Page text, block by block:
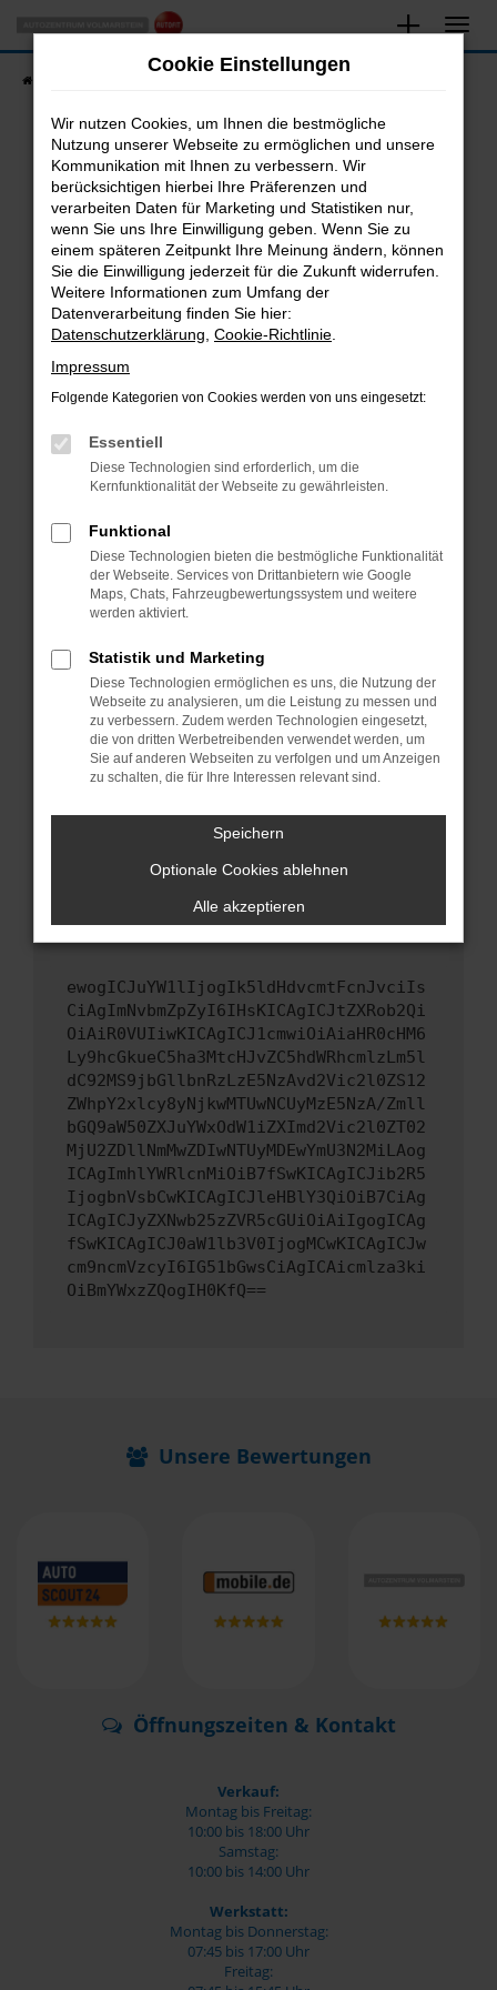
Zum
Hauptinhalt
springen
Fahrzeugsuche
Fehler: Network Error
Beim Laden ist ein Fehler aufgetreten.
Hier sind ein paar Tipps, die dir helfen können:
Überprüfe deine Firewall und deine
Internetverbindung.
Laden andere Webseiten, zum Beispiel deine
Suchmaschine?
Prüfe deine Browsererweiterungen.
können das Laden bestimmter Seiten
verhindern. Funktioniert die Seite in einem
anderen Browser oder in einem privaten
Starte dein Gerät neu.
Das kann manchmal helfen, vorübergehende
Probleme zu beheben.
Betriebssystem auf dem neuesten Stand
sind.
Veraltete Software birgt nicht nur ein
Sicherheitsrisiko, sondern kann auch dazu
führen, dass bestimmte Funktionen nicht mehr
unterstützt werden.
Wende dich an den Webseitenbetreiber.
Wenn du alle oben genannten Schritte versucht
hast, kontaktiere uns bitte. Wir werden
versuchen, das Problem zu beheben. Du kannst
uns diesen Text schicken, um uns bei der
ewogICJuYW1lIjogIk5ldHdvcmtFcnJvciIs
CiAgImNvbmZpZyI6IHsKICAgICJtZXRob2Qi
OiAiR0VUIiwKICAgICJ1cmwiOiAiaHR0cHM6
Ly9hcGkueC5ha3MtcHJvZC5hdWRhcmlzLm5l
dC92MS9jbGllbnRzLzE5NzAvd2Vic2l0ZS12
ZWhpY2xlcy8yNjkwMTUwNCUyMzE5NzA/Zmll
bGQ9aW50ZXJuYWxOdW1iZXImd2Vic2l0ZT02
MjU2ZDllNmMwZDIwNTUyMDEwYmU3N2MiLAog
ICAgImhlYWRlcnMiOiB7fSwKICAgICJib2R5
IjogbnVsbCwKICAgICJleHBlY3QiOiB7CiAg
ICAgICJyZXNwb25zZVR5cGUiOiAiIgogICAg
fSwKICAgICJ0aW1lb3V0IjogMCwKICAgICJw
cm9ncmVzcyI6IG51bGwsCiAgICAicmlza3ki
OiBmYWxzZQogIH0KfQ==
Unsere Bewertungen
Öffnungszeiten & Kontakt
Verkauf:
Montag bis Freitag:
10:00 bis 18:00 Uhr
Samstag:
10:00 bis 14:00 Uhr
Werkstatt:
Montag bis Donnerstag:
07:45 bis 17:00 Uhr
Freitag:
Cookie Einstellungen
Wir nutzen Cookies, um Ihnen die bestmögliche
Nutzung unserer Webseite zu ermöglichen und unsere
Kommunikation mit Ihnen zu verbessern. Wir
berücksichtigen hierbei Ihre Präferenzen und
verarbeiten Daten für Marketing und Statistiken nur,
wenn Sie uns Ihre Einwilligung geben. Wenn Sie zu
einem späteren Zeitpunkt Ihre Meinung ändern, können
Sie die Einwilligung jederzeit für die Zukunft widerrufen.
Weitere Informationen zum Umfang der
Datenverarbeitung finden Sie hier:
Datenschutzerklärung Cookie-Richtlinie
Impressum
Folgende Kategorien von Cookies werden von uns eingesetzt:
Essentiell
Diese Technologien sind erforderlich, um die
Kernfunktionalität der Webseite zu gewährleisten.
Funktional
Diese Technologien bieten die bestmögliche Funktionalität
der Webseite. Services von Drittanbietern wie Google
Maps, Chats, Fahrzeugbewertungssystem und weitere
werden aktiviert.
Statistik und Marketing
Diese Technologien ermöglichen es uns, die Nutzung der
Webseite zu analysieren, um die Leistung zu messen und
zu verbessern. Zudem werden Technologien eingesetzt,
die von dritten Werbetreibenden verwendet werden, um
Sie auf anderen Webseiten zu verfolgen und um Anzeigen
zu schalten, die für Ihre Interessen relevant sind.
Speichern
Optionale Cookies ablehnen
Alle akzeptieren